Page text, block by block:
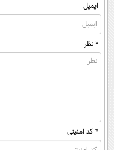
ایمیل
* نظر
* کد امنیتی